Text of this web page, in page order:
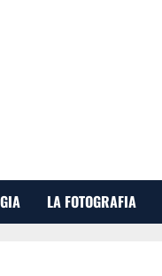
LA FOTOGRAFIA